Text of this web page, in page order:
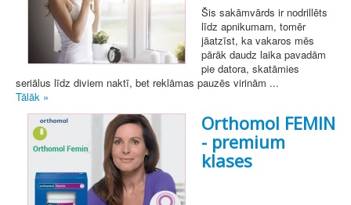
Šis sakāmvārds ir nodrillēts
līdz apnikumam, tomēr
jāatzīst, ka vakaros mēs
pārāk daudz laika pavadām
pie datora, skatāmies
seriālus līdz diviem naktī, bet reklāmas pauzēs virinām ...
Tālāk »
Orthomol FEMIN
- premium
klases